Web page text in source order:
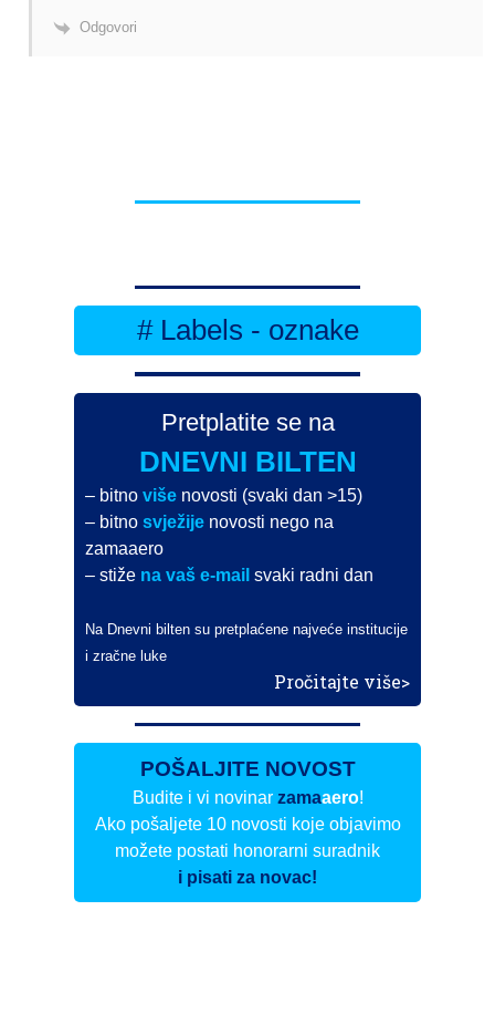
Odgovori
# Labels - oznake
Pretplatite se na
DNEVNI BILTEN
– bitnoviše novosti (svaki dan >15)
– bitnosvježije novosti nego na
zamaaero
– stiže na vaš e-mail svaki radni dan
Na Dnevni bilten su pretplaćene najveće institucije
i zračne luke
Pročitajte više>
POŠALJITE NOVOST
Budite i vi novinar zamaaero!
Ako pošaljete 10 novosti koje objavimo
možete postati honorarni suradnik
i pisati za novac!